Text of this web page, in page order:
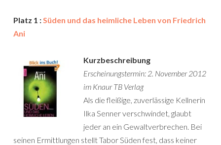
Platz 1 :Süden und das heimliche Leben von Friedrich
Ani
Kurzbeschreibung
Erscheinungstermin: 2. November 2012
im Knaur TB Verlag
Als die fleißige, zuverlässige Kellnerin
Ilka Senner verschwindet, glaubt
jeder an ein Gewaltverbrechen. Bei
seinen Ermittlungen stellt Tabor Süden fest, dass keiner